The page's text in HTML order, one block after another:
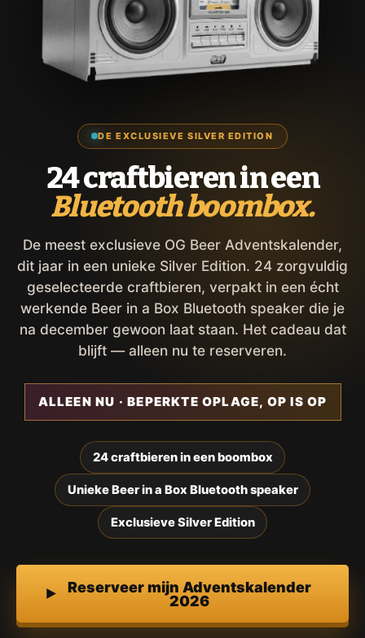
DE EXCLUSIEVE SILVER EDITION
24 craftbieren in een
Bluetooth boombox.
De meest exclusieve OG Beer Adventskalender,
dit jaar in een unieke Silver Edition. 24 zorgvuldig
geselecteerde craftbieren, verpakt in een écht
werkende Beer in a Box Bluetooth speaker die je
na december gewoon laat staan. Het cadeau dat
blijft — alleen nu te reserveren.
ALLEEN NU · BEPERKTE OPLAGE, OP IS OP
24 craftbieren in een boombox
Unieke Beer in a Box Bluetooth speaker
Exclusieve Silver Edition
Reserveer mijn Adventskalender
2026